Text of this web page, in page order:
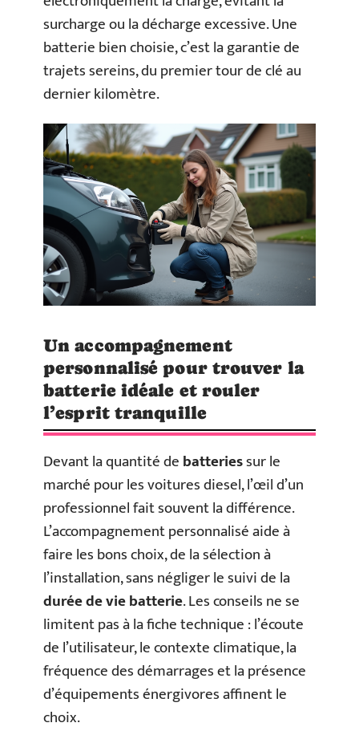
surcharge ou la décharge excessive. Une
batterie bien choisie, c’est la garantie de
trajets sereins, du premier tour de clé au
dernier kilomètre.
Un accompagnement
personnalisé pour trouver la
batterie idéale et rouler
l’esprit tranquille
Devant la quantité debatteriessur le
marché pour les voitures diesel, l’œil d’un
professionnel fait souvent la différence.
L’accompagnement personnalisé aide à
faire les bons choix, de la sélection à
l’installation, sans négliger le suivi de la
durée de vie batterie. Les conseils ne se
limitent pas à la fiche technique : l’écoute
de l’utilisateur, le contexte climatique, la
fréquence des démarrages et la présence
d’équipements énergivores affinent le
choix.